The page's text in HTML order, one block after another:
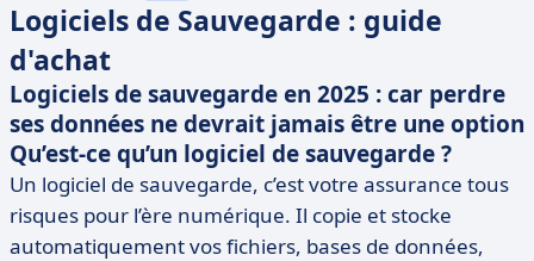
Logiciels de Sauvegarde : guide
d'achat
Logiciels de sauvegarde en 2025 : car perdre
ses données ne devrait jamais être une option
Qu’est-ce qu’un logiciel de sauvegarde ?
Un logiciel de sauvegarde, c’est votre assurance tous
risques pour l’ère numérique. Il copie et stocke
automatiquement vos fichiers, bases de données,